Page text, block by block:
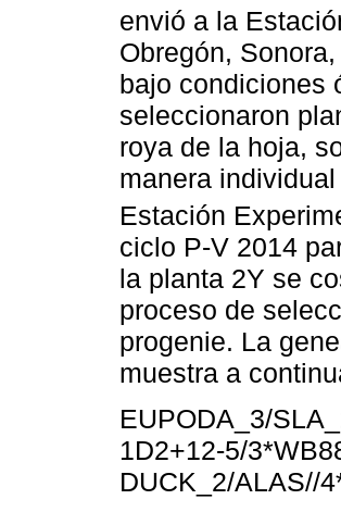
envió a la
Obregón,
bajo condiciones
seleccionaron
roya de la hoja,
manera
Estación
ciclo P-V 2014
la planta 2Y se
proceso de
progenie. La
muestra a
EUPODA_3/
1D2+12-5/
DUCK_2/ALAS//